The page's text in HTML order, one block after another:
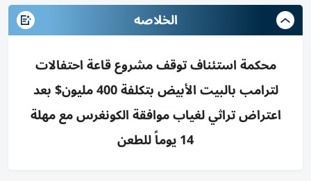
الخلاصه
محكمة استئناف توقف مشروع قاعة احتفالات
لترامب بالبيت الأبيض بتكلفة 400 مليون$ بعد
اعتراض تراثي لغياب موافقة الكونغرس مع مهلة
14 يوماً للطعن